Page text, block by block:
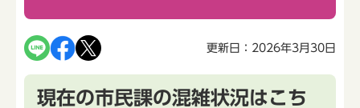
更新日：2026年3月30日
現在の市民課の混雑状況はこち